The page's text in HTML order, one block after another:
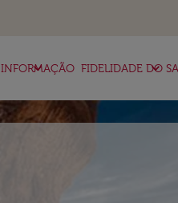
INFORMAÇÃO
keyboard_arrow_down FIDELIDADE DO
keyboard_arrow_down